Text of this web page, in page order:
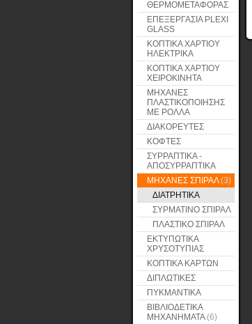
ΘΕΡΜΟΜΕΤΑΦΟΡΑΣ
ΕΠΕΞΕΡΓΑΣΙΑ PLEXI
GLASS
ΚΟΠΤΙΚΑ ΧΑΡΤΙΟΥ
ΗΛΕΚΤΡΙΚΑ
ΚΟΠΤΙΚΑ ΧΑΡΤΙΟΥ
ΧΕΙΡΟΚΙΝΗΤΑ
ΜΗΧΑΝΕΣ
ΠΛΑΣΤΙΚΟΠΟΙΗΣΗΣ
ΜΕ ΡΟΛΛΑ
ΔΙΑΚΟΡΕΥΤΕΣ
ΚΟΦΤΕΣ
ΣΥΡΡΑΠΤΙΚΑ -
ΑΠΟΣΥΡΡΑΠΤΙΚΑ
ΜΗΧΑΝΕΣ ΣΠΙΡΑΛ(3)
ΔΙΑΤΡΗΤΙΚΑ
ΣΥΡΜΑΤΙΝΟ ΣΠΙΡΑΛ
ΠΛΑΣΤΙΚΟ ΣΠΙΡΑΛ
ΕΚΤΥΠΩΤΙΚΑ
ΧΡΥΣΟΤΥΠΙΑΣ
ΚΟΠΤΙΚΑ ΚΑΡΤΩΝ
ΔΙΠΛΩΤΙΚΕΣ
ΠΥΚΜΑΝΤΙΚΑ
ΒΙΒΛΙΟΔΕΤΙΚΑ
ΜΗΧΑΝΗΜΑΤΑ(6)